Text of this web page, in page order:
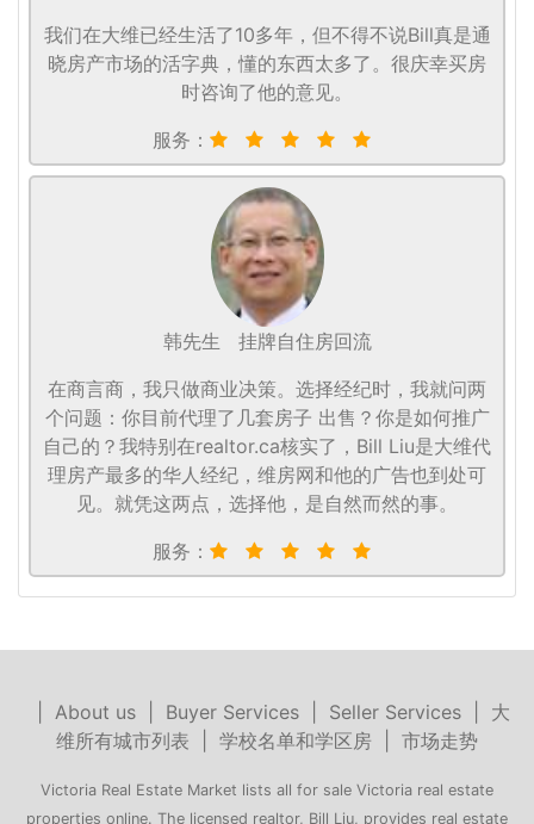
我们在大维已经生活了10多年，但不得不说Bill真是通
晓房产市场的活字典，懂的东西太多了。很庆幸买房
时咨询了他的意见。
服务：
韩先生
挂牌自住房回流
在商言商，我只做商业决策。选择经纪时，我就问两
个问题：你目前代理了几套房子 出售？你是如何推广
自己的？我特别在realtor.ca核实了，Bill Liu是大维代
理房产最多的华人经纪，维房网和他的广告也到处可
见。就凭这两点，选择他，是自然而然的事。
服务：
About us| Buyer Services| Seller Services| 大
维所有城市列表
学校名单和学区房 市场走势
Victoria Real Estate Market lists all for sale Victoria real estate
properties online. The licensed realtor, Bill Liu, provides real estate